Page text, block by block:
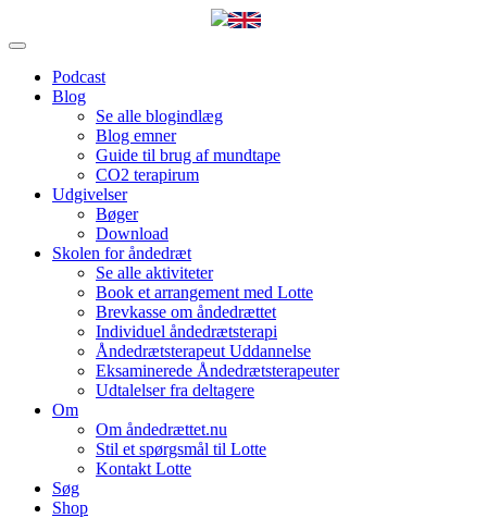
Podcast
Blog
Se alle blogindlæg
Blog emner
Guide til brug af mundtape
CO2 terapirum
Udgivelser
Bøger
Download
Skolen for åndedræt
Se alle aktiviteter
Book et arrangement med Lotte
Brevkasse om åndedrættet
Individuel åndedrætsterapi
Åndedrætsterapeut Uddannelse
Eksaminerede Åndedrætsterapeuter
Udtalelser fra deltagere
Om
Om åndedrættet.nu
Stil et spørgsmål til Lotte
Kontakt Lotte
Søg
Shop